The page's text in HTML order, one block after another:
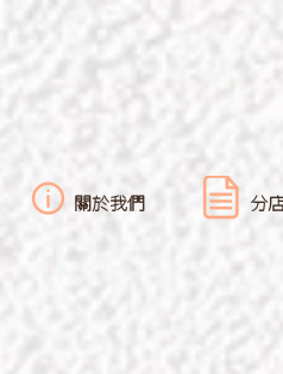
關於我們 分